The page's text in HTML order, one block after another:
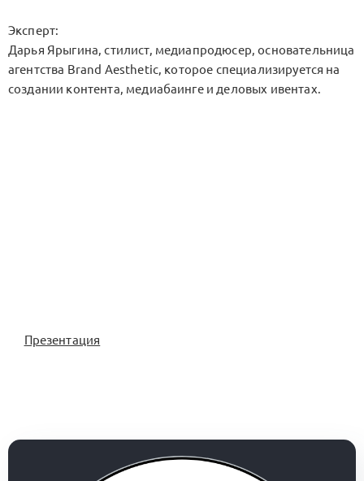
Эксперт:
Дарья Ярыгина, стилист, медиапродюсер, основательница
агентства Brand Aesthetic, которое специализируется на
создании контента, медиабаинге и деловых ивентах.
Презентация